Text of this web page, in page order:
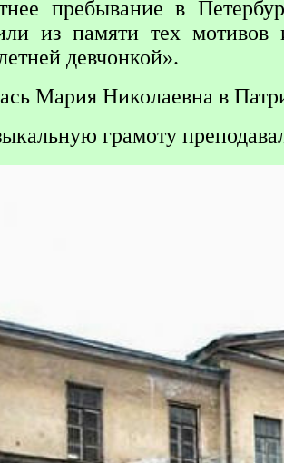
пребывание в
из памяти тех
девчонкой».
Мария Николаевна в
грамоту